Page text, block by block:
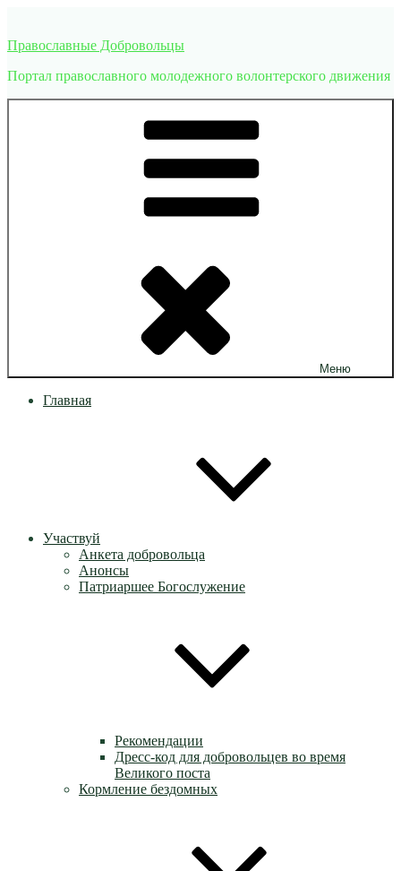
содержимому
Православные Добровольцы
Портал православного молодежного волонтерского движения
Меню
Главная
Участвуй
Анкета добровольца
Анонсы
Патриаршее Богослужение
Рекомендации
Дресс-код для добровольцев во время
Великого поста
Кормление бездомных